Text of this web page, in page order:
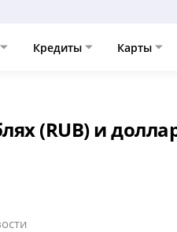
Кредиты Карты
(RUB) и